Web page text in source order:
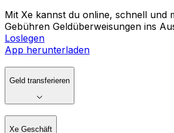
Mit Xe kannst du online, schnell und
Gebühren Geldüberweisungen ins
Loslegen
App herunterladen
Geld transferieren
Xe Geschäft